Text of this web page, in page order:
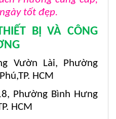
tốt đẹp.
BỊ VÀ CÔNG
Vườn Lài, Phường
HCM
Phường Bình Hưng
HCM